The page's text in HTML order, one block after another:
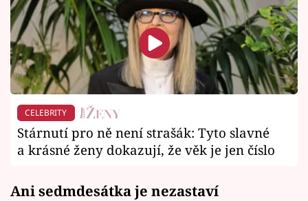
CELEBRITY
Stárnutí pro ně není strašák: Tyto slavné
a krásné ženy dokazují, že věk je jen číslo
Ani sedmdesátka je nezastaví